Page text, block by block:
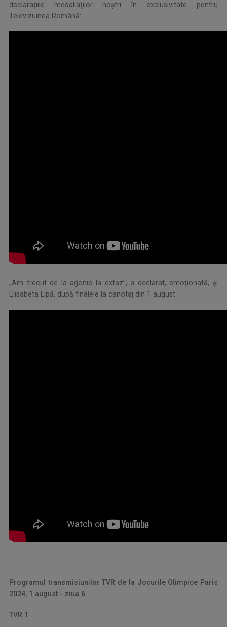
declaraţiile medaliaţilor noştri în exclusivitate pentru
Televiziunea Română:
„Am trecut de la agonie la extaz”, a declarat, emoţionată, şi
Elisabeta Lipă, după finalele la canotaj din 1 august.
Programul transmisiunilor TVR de la Jocurile Olimpice Paris
2024, 1 august - ziua 6
TVR 1